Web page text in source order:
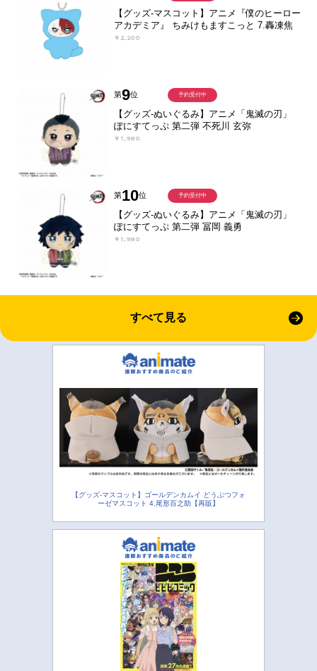
【グッズ-マスコット】アニメ『僕のヒーロー
アカデミア』 ちみけもますこっと 7.轟凍焦
￥2,200
第9位
【グッズ-ぬいぐるみ】アニメ「鬼滅の刃」
ぽにすてっぷ 第二弾 不死川 玄弥
￥1,980
予約受付中
第10位
【グッズ-ぬいぐるみ】アニメ「鬼滅の刃」
ぽにすてっぷ 第二弾 冨岡 義勇
￥1,980
予約受付中
すべて見る
【グッズ-マスコット】ゴールデンカムイ どうぶつフォ
ーゼマスコット 4.尾形百之助【再販】